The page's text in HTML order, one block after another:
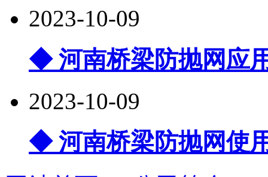
2023-10-09
◆ 河南桥梁防抛网应
2023-10-09
◆ 河南桥梁防抛网使